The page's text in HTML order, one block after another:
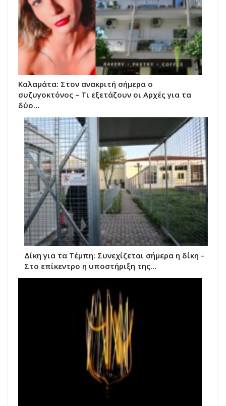
Καλαμάτα: Στον ανακριτή σήμερα ο
συζυγοκτόνος – Τι εξετάζουν οι Αρχές για τα
δύο…
Δίκη για τα Τέμπη: Συνεχίζεται σήμερα η δίκη –
Στο επίκεντρο η υποστήριξη της…